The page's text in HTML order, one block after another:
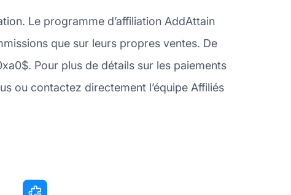
Le programme d’affiliation AddAttain
que sur leurs propres ventes. De
Pour plus de détails sur les paiements
ou contactez directement l’équipe Affiliés